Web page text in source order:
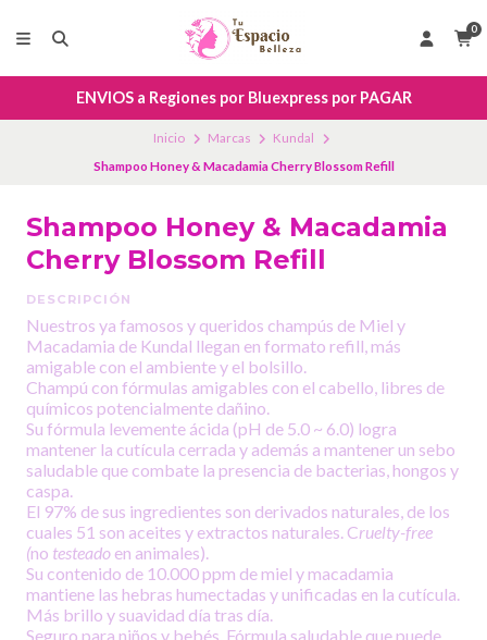
0
ENVIOS a Regiones por Bluexpress por PAGAR
Inicio Marcas
Kundal
Shampoo Honey & Macadamia Cherry Blossom Refill
Shampoo Honey & Macadamia
Cherry Blossom Refill
DESCRIPCIÓN
Nuestros ya famosos y queridos champús de Miel y
Macadamia de Kundal llegan en formato refill, más
amigable con el ambiente y el bolsillo.
Champú con fórmulas amigables con el cabello, libres de
químicos potencialmente dañino.
Su fórmula levemente ácida (pH de 5.0 ~ 6.0) logra
mantener la cutícula cerrada y además a mantener un sebo
saludable que combate la presencia de bacterias, hongos y
caspa.
El 97% de sus ingredientes son derivados naturales, de los
cuales 51 son aceites y extractos naturales. Cruelty-free
(no testeado en animales).
Su contenido de 10.000 ppm de miel y macadamia
mantiene las hebras humectadas y unificadas en la cutícula.
Más brillo y suavidad día tras día.
Seguro para niños y bebés. Fórmula saludable que puede